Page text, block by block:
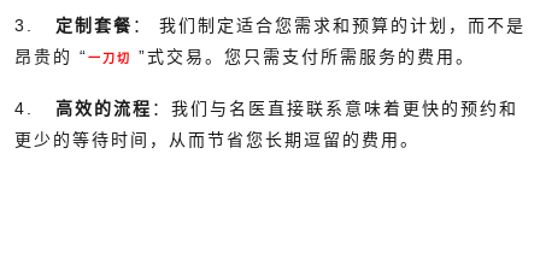
3. 定制套餐 ： 我们制定适合您需求和预算的计划，而不是
昂贵的 “一刀切 ”式交易。您只需支付所需服务的费用。
4. 高效的流程 ：我们与名医直接联系意味着更快的预约和
更少的等待时间，从而节省您长期逗留的费用。